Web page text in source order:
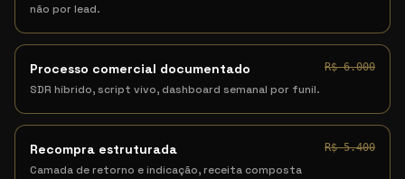
não por lead.
Processo comercial documentado
SDR híbrido, script vivo, dashboard semanal por funil.
R$ 6.000
Recompra estruturada
Camada de retorno e indicação, receita composta
R$ 5.400